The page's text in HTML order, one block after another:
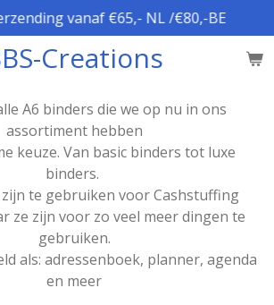
Creations
vanaf €65,- NL /€80,-BE
A6 binders die we op nu in ons
assortiment hebben
keuze. Van basic binders tot luxe
binders.
te gebruiken voor Cashstuffing
ze zijn voor zo veel meer dingen te
gebruiken.
als: adressenboek, planner, agenda
en meer